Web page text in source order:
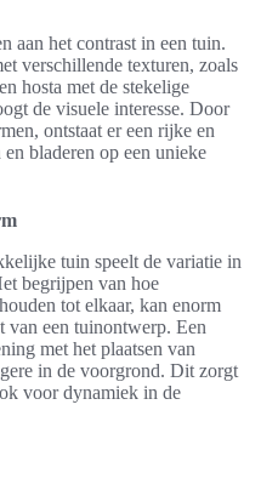
aan het contrast in een tuin.
verschillende texturen, zoals
hosta met de stekelige
de visuele interesse. Door
ontstaat er een rijke en
bladeren op een unieke
tuin speelt de variatie in
begrijpen van hoe
tot elkaar, kan enorm
van een tuinontwerp. Een
met het plaatsen van
in de voorgrond. Dit zorgt
voor dynamiek in de